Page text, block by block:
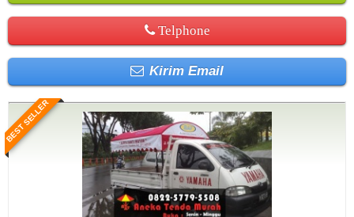
Telphone
Kirim Email
BEST SELLER